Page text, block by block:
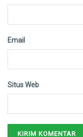
Email
Situs Web